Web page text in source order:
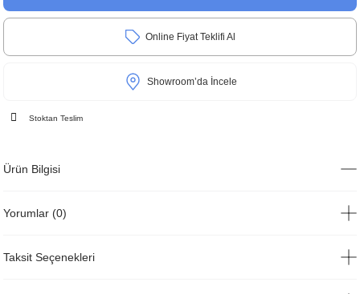
Online Fiyat Teklifi Al
Showroom’da İncele
Stoktan Teslim
Ürün Bilgisi
Yorumlar (0)
Taksit Seçenekleri